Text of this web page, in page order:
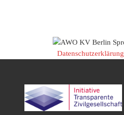
Datenschutzerklärung